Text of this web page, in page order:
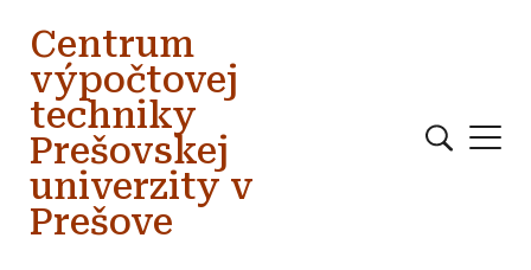
Centrum
výpočtovej
techniky
Prešovskej
univerzity v
Prešove